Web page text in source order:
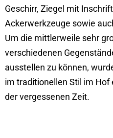
Geschirr, Ziegel mit
Ackerwerkzeuge sowie
Um die mittlerweile sehr
verschiedenen
ausstellen zu können,
im traditionellen Stil im Hof
der vergessenen Zeit.